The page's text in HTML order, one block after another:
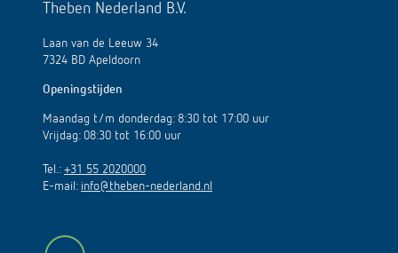
Theben Nederland B.V.
Laan van de Leeuw 34
7324 BD Apeldoorn
Openingstijden
Maandag t/m donderdag: 8:30 tot 17:00 uur
Vrijdag: 08:30 tot 16:00 uur
Tel.: +31 55 2020000
E-mail: info@theben-nederland.nl